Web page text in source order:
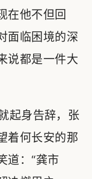
在他不但回
面临困境的深
说都是一件大
起身告辞，张
着何长安的那
道：“龚市